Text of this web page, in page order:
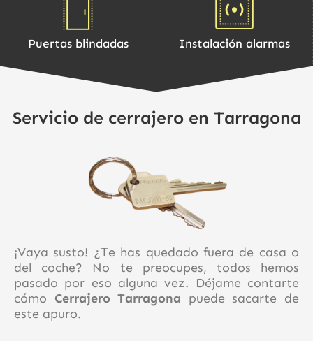
Puertas blindadas Instalación alarmas
Servicio de cerrajero en Tarragona
¡Vaya susto! ¿Te has quedado fuera de casa o
del coche? No te preocupes, todos hemos
pasado por eso alguna vez. Déjame contarte
cómo Cerrajero Tarragona puede sacarte de
este apuro.